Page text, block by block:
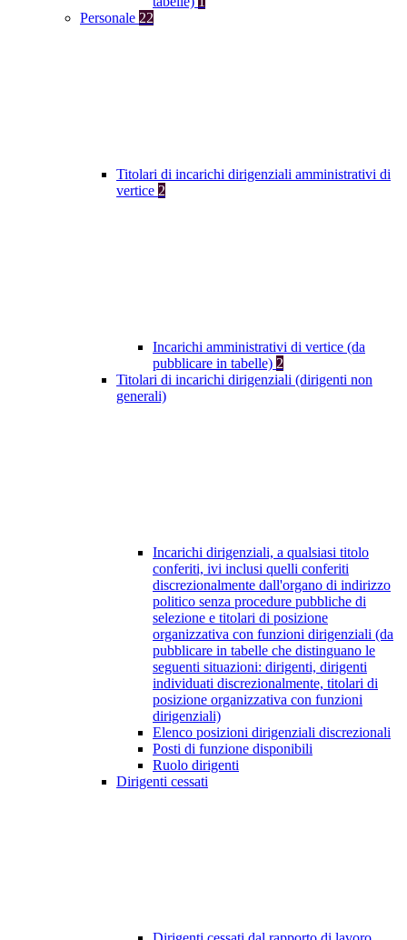
Personale 22
Titolari di incarichi dirigenziali amministrativi di
vertice 2
Incarichi amministrativi di vertice (da
pubblicare in tabelle) 2
Titolari di incarichi dirigenziali (dirigenti non
generali)
Incarichi dirigenziali, a qualsiasi titolo
conferiti, ivi inclusi quelli conferiti
discrezionalmente dall'organo di indirizzo
politico senza procedure pubbliche di
selezione e titolari di posizione
organizzativa con funzioni dirigenziali (da
pubblicare in tabelle che distinguano le
seguenti situazioni: dirigenti, dirigenti
individuati discrezionalmente, titolari di
posizione organizzativa con funzioni
dirigenziali)
Elenco posizioni dirigenziali discrezionali
Posti di funzione disponibili
Ruolo dirigenti
Dirigenti cessati